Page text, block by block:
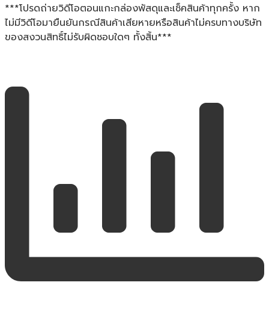
***โปรดถ่ายวิดีโอตอนแกะกล่องพัสดุและเช็คสินค้าทุกครั้ง หาก
ไม่มีวิดีโอมายืนยันกรณีสินค้าเสียหายหรือสินค้าไม่ครบทางบริษัท
ของสงวนสิทธิ์ไม่รับผิดชอบใดๆ ทั้งสิ้น***